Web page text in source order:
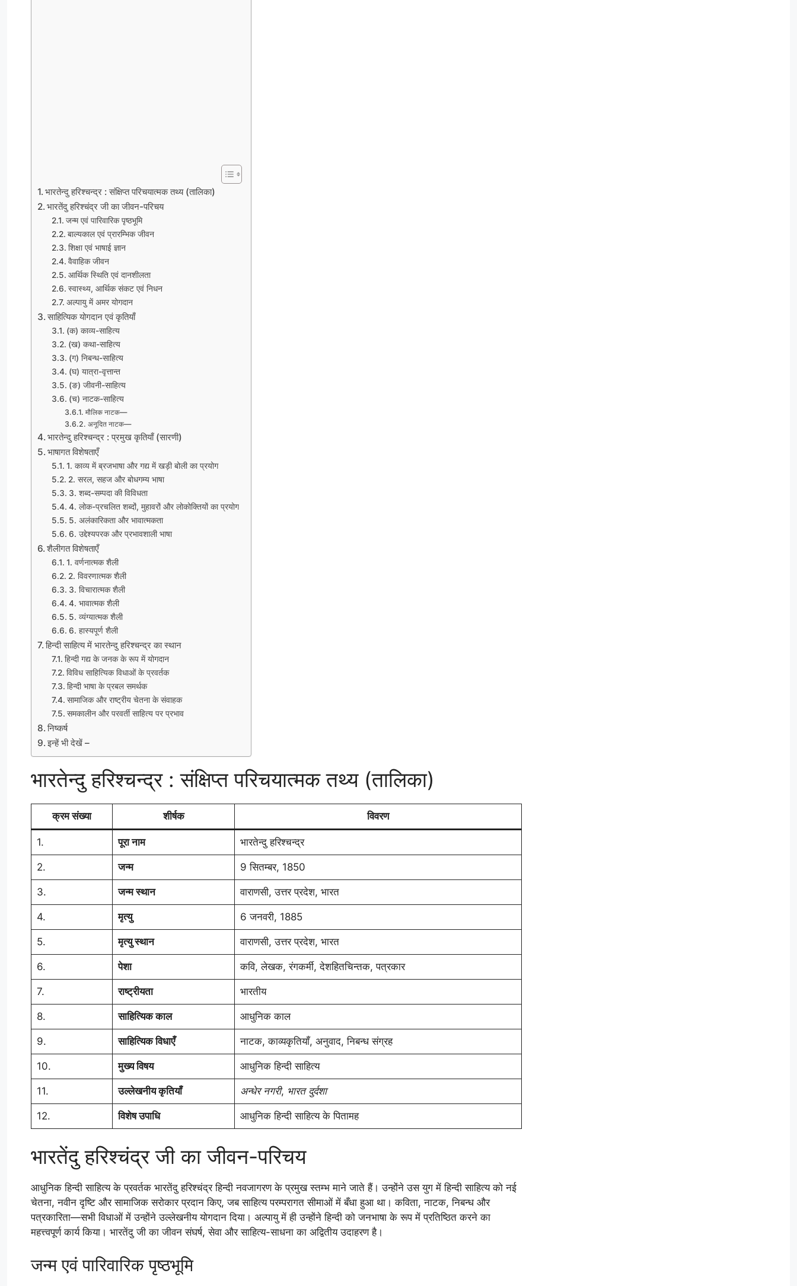
भारतेन्दु हरिश्चन्द्र : संक्षिप्त परिचयात्मक तथ्य (तालिका)
भारतेंदु हरिश्चंद्र जी का जीवन-परिचय
जन्म एवं पारिवारिक पृष्ठभूमि
बाल्यकाल एवं प्रारम्भिक जीवन
शिक्षा एवं भाषाई ज्ञान
वैवाहिक जीवन
आर्थिक स्थिति एवं दानशीलता
स्वास्थ्य, आर्थिक संकट एवं निधन
अल्पायु में अमर योगदान
साहित्यिक योगदान एवं कृतियाँ
(क) काव्य-साहित्य
(ख) कथा-साहित्य
(ग) निबन्ध-साहित्य
(घ) यात्रा-वृत्तान्त
(ङ) जीवनी-साहित्य
(च) नाटक-साहित्य
मौलिक नाटक—
अनूदित नाटक—
भारतेन्दु हरिश्चन्द्र : प्रमुख कृतियाँ (सारणी)
भाषागत विशेषताएँ
1. काव्य में ब्रजभाषा और गद्य में खड़ी बोली का प्रयोग
2. सरल, सहज और बोधगम्य भाषा
3. शब्द-सम्पदा की विविधता
4. लोक-प्रचलित शब्दों, मुहावरों और लोकोक्तियों का प्रयोग
5. अलंकारिकता और भावात्मकता
6. उद्देश्यपरक और प्रभावशाली भाषा
शैलीगत विशेषताएँ
1. वर्णनात्मक शैली
2. विवरणात्मक शैली
3. विचारात्मक शैली
4. भावात्मक शैली
5. व्यंग्यात्मक शैली
6. हास्यपूर्ण शैली
हिन्दी साहित्य में भारतेन्दु हरिश्चन्द्र का स्थान
हिन्दी गद्य के जनक के रूप में योगदान
विविध साहित्यिक विधाओं के प्रवर्तक
हिन्दी भाषा के प्रबल समर्थक
सामाजिक और राष्ट्रीय चेतना के संवाहक
समकालीन और परवर्ती साहित्य पर प्रभाव
निष्कर्ष
इन्हें भी देखें –
भारतेन्दु हरिश्चन्द्र : संक्षिप्त परिचयात्मक तथ्य (तालिका)
क्रम संख्या शीर्षक विवरण
1. पूरा नाम भारतेन्दु हरिश्चन्द्र
2. जन्म 9 सितम्बर, 1850
3. जन्म स्थान वाराणसी, उत्तर प्रदेश, भारत
4. मृत्यु 6 जनवरी, 1885
5. मृत्यु स्थान वाराणसी, उत्तर प्रदेश, भारत
6. पेशा कवि, लेखक, रंगकर्मी, देशहितचिन्तक, पत्रकार
7. राष्ट्रीयता भारतीय
8. साहित्यिक काल आधुनिक काल
9. साहित्यिक विधाएँ नाटक, काव्यकृतियाँ, अनुवाद, निबन्ध संग्रह
10. मुख्य विषय आधुनिक हिन्दी साहित्य
11. उल्लेखनीय कृतियाँ अन्धेर नगरी, भारत दुर्दशा
12. विशेष उपाधि आधुनिक हिन्दी साहित्य के पितामह
भारतेंदु हरिश्चंद्र जी का जीवन-परिचय
आधुनिक हिन्दी साहित्य के प्रवर्तक भारतेंदु हरिश्चंद्र हिन्दी नवजागरण के प्रमुख स्तम्भ माने जाते हैं। उन्होंने उस युग में हिन्दी साहित्य को नई
चेतना, नवीन दृष्टि और सामाजिक सरोकार प्रदान किए, जब साहित्य परम्परागत सीमाओं में बँधा हुआ था। कविता, नाटक, निबन्ध और
पत्रकारिता—सभी विधाओं में उन्होंने उल्लेखनीय योगदान दिया। अल्पायु में ही उन्होंने हिन्दी को जनभाषा के रूप में प्रतिष्ठित करने का
महत्त्वपूर्ण कार्य किया। भारतेंदु जी का जीवन संघर्ष, सेवा और साहित्य-साधना का अद्वितीय उदाहरण है।
जन्म एवं पारिवारिक पृष्ठभूमि